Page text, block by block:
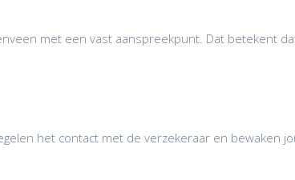
met een vast aanspreekpunt. Dat betekent
het contact met de verzekeraar en bewaken